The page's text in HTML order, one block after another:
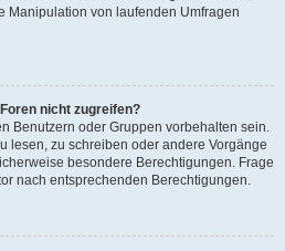
Manipulation von laufenden Umfragen
nicht zugreifen?
Benutzern oder Gruppen vorbehalten sein.
lesen, zu schreiben oder andere Vorgänge
besondere Berechtigungen. Frage
nach entsprechenden Berechtigungen.